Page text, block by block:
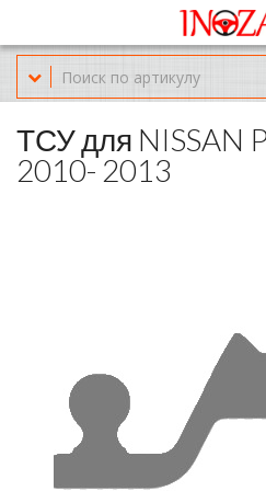
Офис обслуживания г.Краснодар
Нож-мясо)
ТСУ для NISSAN
2010- 2013